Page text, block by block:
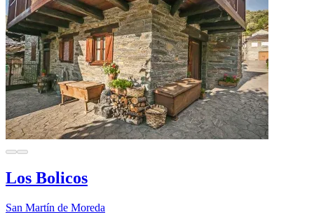
Los Bolicos
San Martín de Moreda